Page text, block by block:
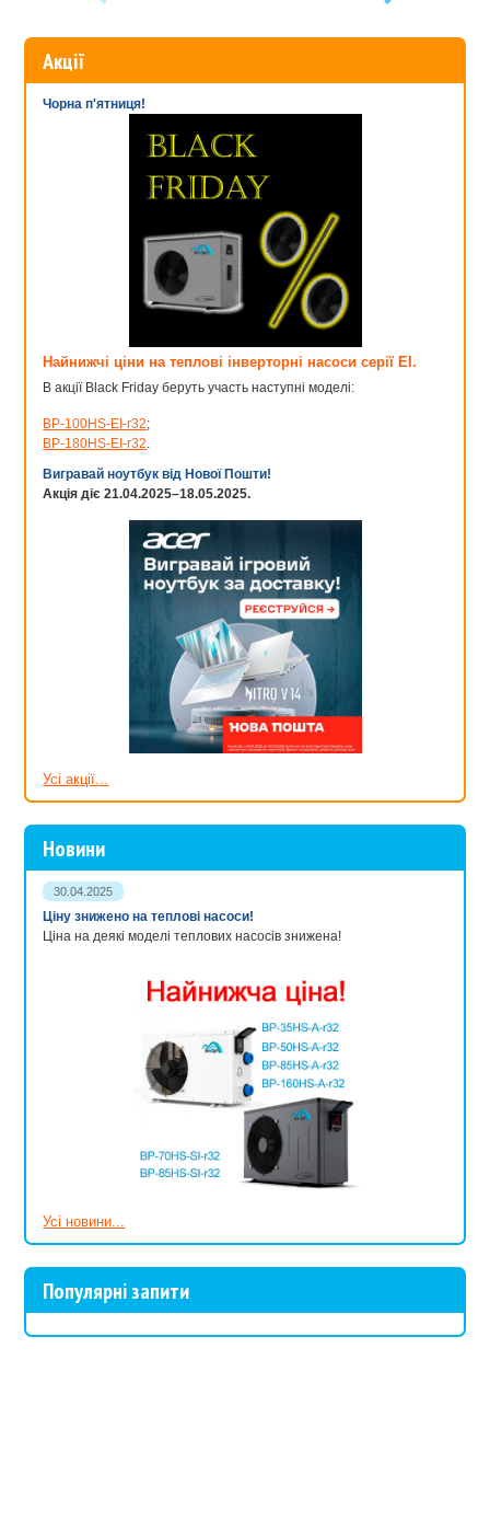
Акції
Чорна п'ятниця!
Найнижчі ціни на теплові інверторні насоси серії EI.
В акції Black Friday беруть участь наступні моделі:
BP-100HS-EI-r32;
BP-180HS-EI-r32.
Вигравай ноутбук від Нової Пошти!
Акція діє 21.04.2025–18.05.2025.
Усі акції...
Новини
30.04.2025
Ціну знижено на теплові насоси!
Ціна на деякі моделі теплових насосів знижена!
Усі новини...
Популярні запити